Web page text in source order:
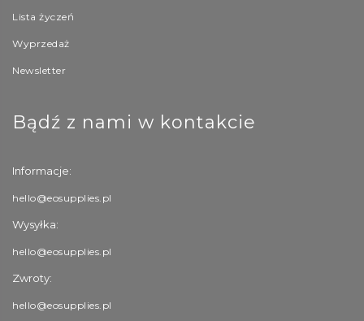
Lista życzeń
Wyprzedaż
Newsletter
Bądź z nami w kontakcie
Informacje:
hello@eosupplies.pl
Wysyłka:
hello@eosupplies.pl
Zwroty:
hello@eosupplies.pl